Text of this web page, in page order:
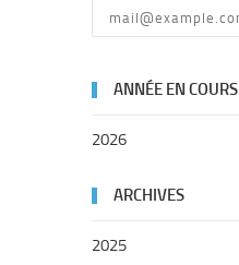
ANNÉE EN COURS
2026
ARCHIVES
2025